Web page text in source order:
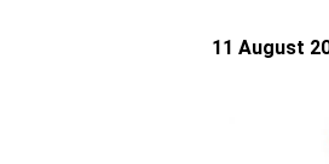
11 August